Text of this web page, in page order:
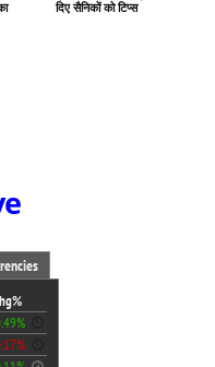
दिए सैनिकों को टिप्स